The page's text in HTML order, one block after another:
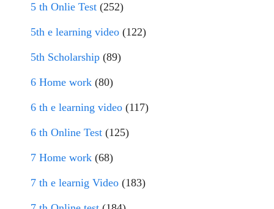
5 th Onlie Test (252)
5th e learning video (122)
5th Scholarship (89)
6 Home work (80)
6 th e learning video (117)
6 th Online Test (125)
7 Home work (68)
7 th e learnig Video (183)